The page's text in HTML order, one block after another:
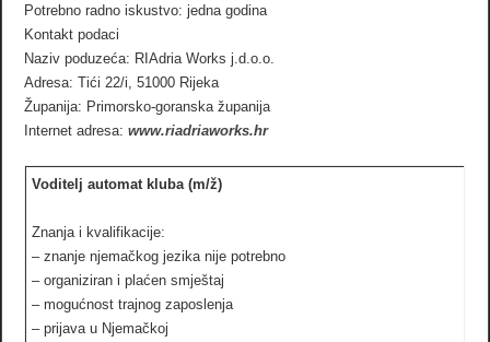
Potrebno radno iskustvo: jedna godina
Kontakt podaci
Naziv poduzeća: RIAdria Works j.d.o.o.
Adresa: Tići 22/i, 51000 Rijeka
Županija: Primorsko-goranska županija
Internet adresa:www.riadriaworks.hr
Voditelj automat kluba (m/ž)
Znanja i kvalifikacije:
– znanje njemačkog jezika nije potrebno
– organiziran i plaćen smještaj
– mogućnost trajnog zaposlenja
– prijava u Njemačkoj